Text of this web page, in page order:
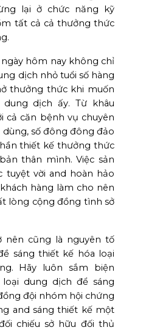
lại ở chức năng kỹ
tất cả cả thưởng thức
hôm nay không chỉ
dịch nhỏ tuổi số hàng
thưởng thức khi muốn
dịch ấy. Từ khâu
cả căn bệnh vụ chuyên
số đông đông đảo
thiết kế thưởng thức
thân mình. Việc sản
vời and hoàn hảo
hàng làm cho nên
lòng cộng đồng tình sở
nên cũng là nguyên tố
sáng thiết kế hóa loại
Hãy luôn sắm biện
dung dịch để sáng
đội nhóm hội chứng
and sáng thiết kế một
chiếu sở hữu đối thủ